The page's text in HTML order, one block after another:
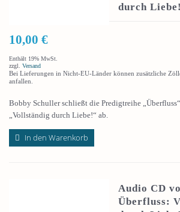
durch Liebe!
10,00 €
Enthält 19% MwSt.
zzgl. Versand
Bei Lieferungen in Nicht-EU-Länder können zusätzliche
anfallen.
Bobby Schuller schließt die Predigtreihe
„Vollständig durch Liebe!“ ab.
In den Warenkorb
Audio CD
Überfluss: